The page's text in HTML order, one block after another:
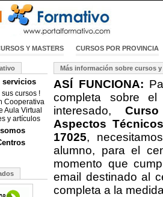
Y MASTERS CURSOS POR PROVINCIA
servicios
sus cursos !
Cooperativa
Aula Virtual
y artículos
Más información sobre cursos y
ASÍ FUNCIONA:
completa sobre
interesado,
Aspectos
17025,
alumno, para el
momento que
email destinado al
completa a la